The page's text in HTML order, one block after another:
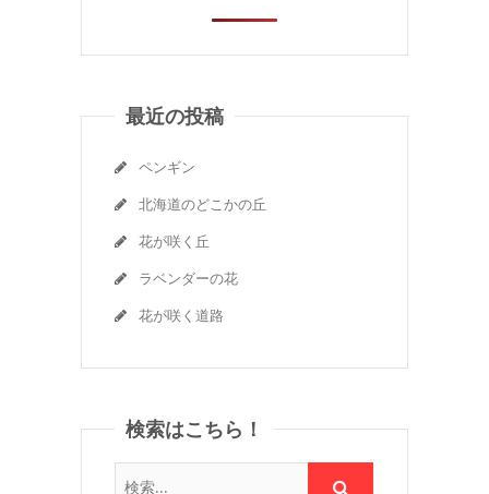
最近の投稿
ペンギン
北海道のどこかの丘
花が咲く丘
ラベンダーの花
花が咲く道路
検索はこちら！